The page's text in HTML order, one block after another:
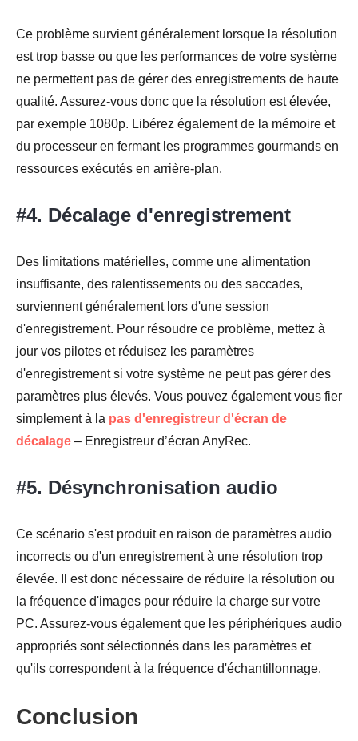
Ce problème survient généralement lorsque la résolution
est trop basse ou que les performances de votre système
ne permettent pas de gérer des enregistrements de haute
qualité. Assurez-vous donc que la résolution est élevée,
par exemple 1080p. Libérez également de la mémoire et
du processeur en fermant les programmes gourmands en
ressources exécutés en arrière-plan.
#4. Décalage d'enregistrement
Des limitations matérielles, comme une alimentation
insuffisante, des ralentissements ou des saccades,
surviennent généralement lors d'une session
d'enregistrement. Pour résoudre ce problème, mettez à
jour vos pilotes et réduisez les paramètres
d'enregistrement si votre système ne peut pas gérer des
paramètres plus élevés. Vous pouvez également vous fier
simplement à la pas d'enregistreur d'écran de
décalage – Enregistreur d’écran AnyRec.
#5. Désynchronisation audio
Ce scénario s'est produit en raison de paramètres audio
incorrects ou d'un enregistrement à une résolution trop
élevée. Il est donc nécessaire de réduire la résolution ou
la fréquence d'images pour réduire la charge sur votre
PC. Assurez-vous également que les périphériques audio
appropriés sont sélectionnés dans les paramètres et
qu'ils correspondent à la fréquence d'échantillonnage.
Conclusion